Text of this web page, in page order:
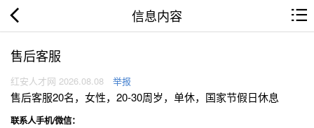
信息内容
售后客服
红安人才网 2026.08.08 举报
售后客服20名，女性，20-30周岁，单休，国家节假日休息
联系人手机/微信：